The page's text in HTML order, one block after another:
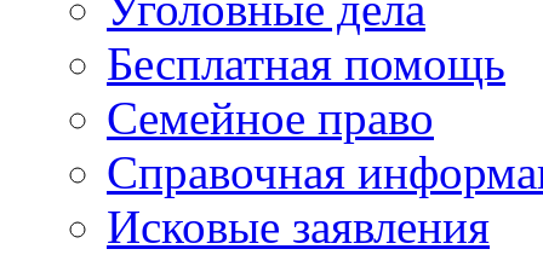
Бесплатная помощь
Семейное право
Справочная
Исковые заявления